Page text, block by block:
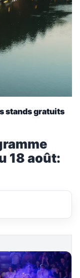
stands gratuits
18 août: